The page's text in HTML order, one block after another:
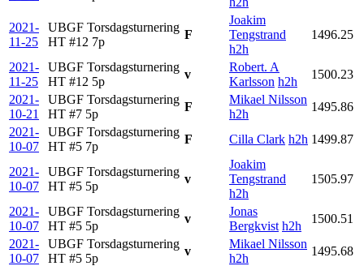
2021-
11-25
UBGF Torsdagsturnering
HT #12 7p
F
Joakim
Tengstrand
h2h
1496.25
2021-
11-25
UBGF Torsdagsturnering
HT #12 5p
v
Robert. A
Karlsson h2h
1500.23
2021-
10-21
UBGF Torsdagsturnering
HT #7 5p
F
Mikael Nilsson
h2h
1495.86
2021-
10-07
UBGF Torsdagsturnering
HT #5 7p
F Cilla Clark h2h 1499.87
2021-
10-07
UBGF Torsdagsturnering
HT #5 5p
v
Joakim
Tengstrand
h2h
1505.97
2021-
10-07
UBGF Torsdagsturnering
HT #5 5p
v
Jonas
Bergkvist h2h
1500.51
2021-
10-07
UBGF Torsdagsturnering
HT #5 5p
v
Mikael Nilsson
h2h
1495.68